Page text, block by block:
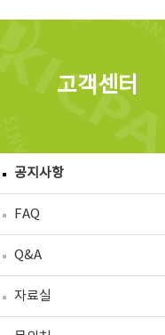
고객센터
공지사항
FAQ
Q&A
자료실